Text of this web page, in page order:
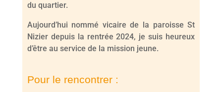
du quartier.
Aujourd’hui nommé vicaire de la paroisse St
Nizier depuis la rentrée 2024, je suis heureux
d’être au service de la mission jeune.
Pour le rencontrer :